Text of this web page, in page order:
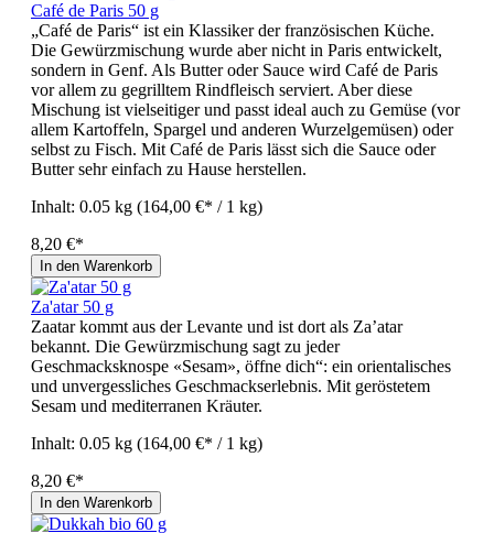
Café de Paris 50 g
„Café de Paris“ ist ein Klassiker der französischen Küche.
Die Gewürzmischung wurde aber nicht in Paris entwickelt,
sondern in Genf. Als Butter oder Sauce wird Café de Paris
vor allem zu gegrilltem Rindfleisch serviert. Aber diese
Mischung ist vielseitiger und passt ideal auch zu Gemüse (vor
allem Kartoffeln, Spargel und anderen Wurzelgemüsen) oder
selbst zu Fisch. Mit Café de Paris lässt sich die Sauce oder
Butter sehr einfach zu Hause herstellen.
Inhalt: 0.05 kg (164,00 €* / 1 kg)
8,20 €*
In den Warenkorb
Za'atar 50 g
Zaatar kommt aus der Levante und ist dort als Za’atar
bekannt. Die Gewürzmischung sagt zu jeder
Geschmacksknospe «Sesam», öffne dich“: ein orientalisches
und unvergessliches Geschmackserlebnis. Mit geröstetem
Sesam und mediterranen Kräuter.
Inhalt: 0.05 kg (164,00 €* / 1 kg)
8,20 €*
In den Warenkorb